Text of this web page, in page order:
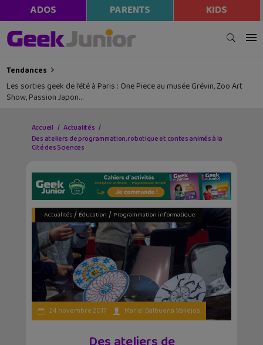
ADOS PARENTS KIDS
Tendances
Les sorties geek de l’été à Paris : One Piece au musée Grévin, Zoo Art
Show, Passion Japon…
Accueil
Actualités
Des ateliers de programmation, robotique et contes animés à la
Cité des Sciences
Actualités/ Éducation / Programmation informatique
24 novembre 2017 Mariel Balbuena Vallejos